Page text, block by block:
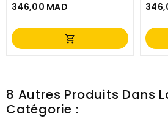
346,00 MAD
Prix
shopping_cart
Prix
8 Autres Produits Dans
Catégorie :